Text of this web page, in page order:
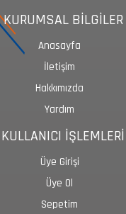
KURUMSAL BİLGİLER
Anasayfa
İletişim
Hakkımızda
Yardım
KULLANICI İŞLEMLERİ
Üye Girişi
Üye Ol
Sepetim